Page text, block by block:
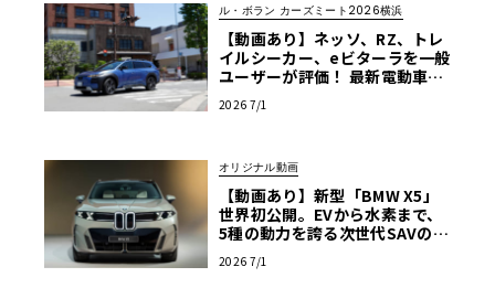
ル・ボラン カーズミート2026横浜
【動画あり】ネッソ、RZ、トレ
イルシーカー、eビターラを一般
ユーザーが評価！ 最新電動車体
ーズミート2026横浜】
2026 7/1
オリジナル動画
【動画あり】新型「BMW X5」
世界初公開。EVから水素まで、
5種の動力を誇る次世代SAVの実
2026 7/1